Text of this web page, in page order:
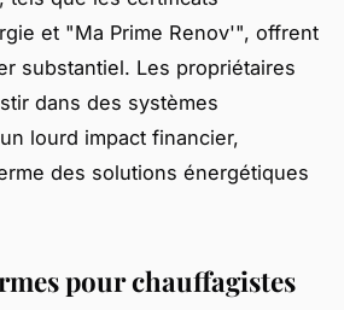
et "Ma Prime Renov'", offrent
substantiel. Les propriétaires
dans des systèmes
lourd impact financier,
des solutions énergétiques
pour chauffagistes